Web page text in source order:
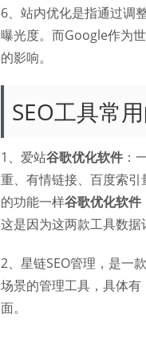
6、站内优化是指通过调
曝光度。而Google作为
的影响。
SEO工具常
1、爱站谷歌优化软件 ：
重、有情链接、百度索
的功能一样谷歌优化软件
这是因为这两款工具数据
2、星链SEO管理，是一
场景的管理工具，具体
面。